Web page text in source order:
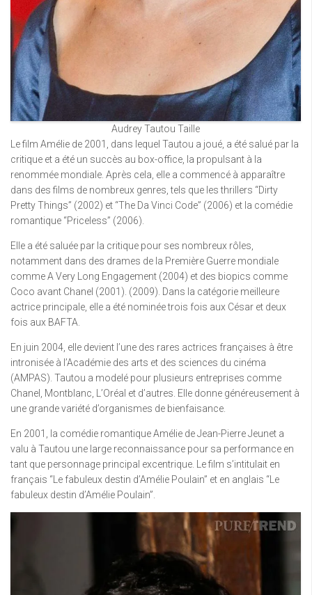
Audrey Tautou Taille
Le film Amélie de 2001, dans lequel Tautou a joué, a été salué par la
critique et a été un succès au box-office, la propulsant à la
renommée mondiale. Après cela, elle a commencé à apparaître
dans des films de nombreux genres, tels que les thrillers “Dirty
Pretty Things” (2002) et “The Da Vinci Code” (2006) et la comédie
romantique “Priceless” (2006).
Elle a été saluée par la critique pour ses nombreux rôles,
notamment dans des drames de la Première Guerre mondiale
comme A Very Long Engagement (2004) et des biopics comme
Coco avant Chanel (2001). (2009). Dans la catégorie meilleure
actrice principale, elle a été nominée trois fois aux César et deux
fois aux BAFTA.
En juin 2004, elle devient l’une des rares actrices françaises à être
intronisée à l’Académie des arts et des sciences du cinéma
(AMPAS). Tautou a modelé pour plusieurs entreprises comme
Chanel, Montblanc, L’Oréal et d’autres. Elle donne généreusement à
une grande variété d’organismes de bienfaisance.
En 2001, la comédie romantique Amélie de Jean-Pierre Jeunet a
valu à Tautou une large reconnaissance pour sa performance en
tant que personnage principal excentrique. Le film s’intitulait en
français “Le fabuleux destin d’Amélie Poulain” et en anglais “Le
fabuleux destin d’Amélie Poulain”.